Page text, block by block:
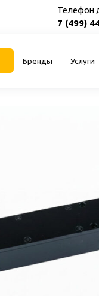
Телефон
7 (499)
Бренды Услуги